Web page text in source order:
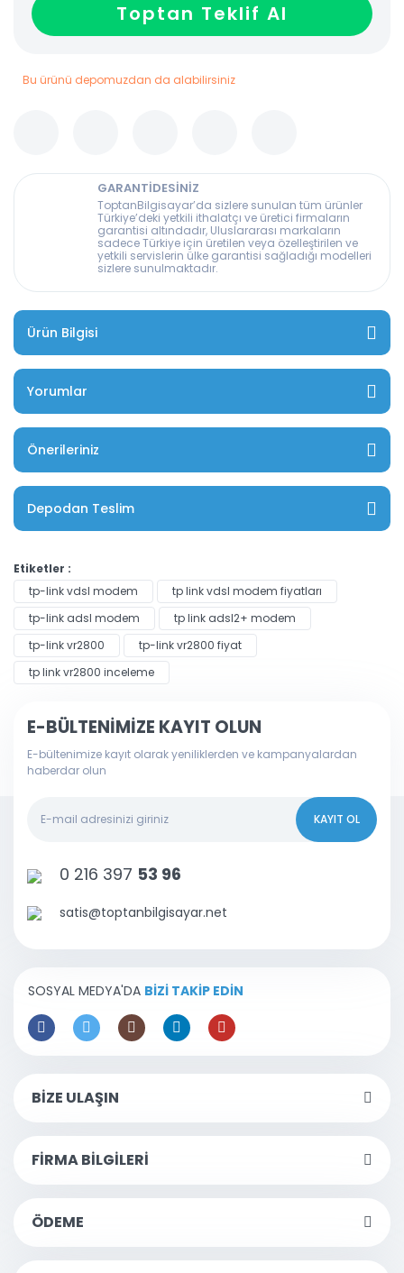
Toptan Teklif Al
Bu ürünü depomuzdan da alabilirsiniz
GARANTİDESİNİZ
ToptanBilgisayar’da sizlere sunulan tüm ürünler
Türkiye’deki yetkili ithalatçı ve üretici firmaların
garantisi altındadır, Uluslararası markaların
sadece Türkiye için üretilen veya özelleştirilen ve
yetkili servislerin ülke garantisi sağladığı modelleri
sizlere sunulmaktadır.
Ürün Bilgisi
Yorumlar
Önerileriniz
Depodan Teslim
Etiketler :
tp-link vdsl modem
tp link vdsl modem fiyatları
tp-link adsl modem
tp link adsl2+ modem
tp-link vr2800
tp-link vr2800 fiyat
tp link vr2800 inceleme
E-BÜLTENİMİZE KAYIT OLUN
E-bültenimize kayıt olarak yeniliklerden ve kampanyalardan
haberdar olun
KAYIT OL
0 216 397 53 96
satis@toptanbilgisayar.net
SOSYAL MEDYA'DA BİZİ TAKİP EDİN
BİZE ULAŞIN
FİRMA BİLGİLERİ
ÖDEME